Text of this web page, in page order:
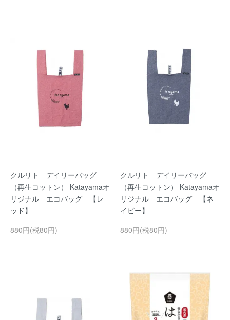
クルリト デイリーバッグ
（再生コットン） Katayamaオ
リジナル エコバッグ 【レ
ッド】
880円(税80円)
クルリト デイリーバッグ
（再生コットン） Katayamaオ
リジナル エコバッグ 【ネ
イビー】
880円(税80円)